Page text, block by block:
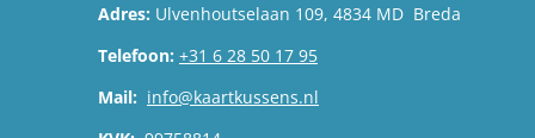
Adres: Ulvenhoutselaan 109, 4834 MD Breda
Telefoon: +31 6 28 50 17 95
Mail: info@kaartkussens.nl